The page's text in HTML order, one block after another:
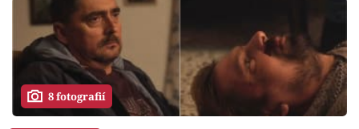
8 fotografií